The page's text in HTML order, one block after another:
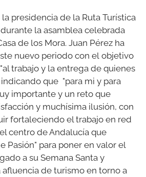
presidencia de la Ruta Turística
la asamblea celebrada
de los Mora. Juan Pérez ha
nuevo periodo con el objetivo
trabajo y la entrega de quienes
que "para mi y para
importante y un reto que
y muchísima ilusión, con
fortaleciendo el trabajo en red
centro de Andalucía que
Pasión" para poner en valor el
a su Semana Santa y
de turismo en torno a